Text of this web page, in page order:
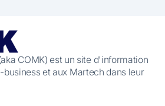
COMK) est un site d'information
business et aux Martech dans leur